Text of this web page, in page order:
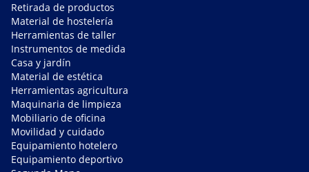
Retirada de productos
Material de hostelería
Herramientas de taller
Instrumentos de medida
Casa y jardín
Material de estética
Herramientas agricultura
Maquinaria de limpieza
Mobiliario de oficina
Movilidad y cuidado
Equipamiento hotelero
Equipamiento deportivo